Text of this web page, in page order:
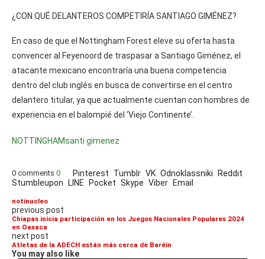
¿CON QUÉ DELANTEROS COMPETIRÍA SANTIAGO GIMÉNEZ?
En caso de que el Nottingham Forest eleve su oferta hasta
convencer al Feyenoord de traspasar a Santiago Giménez, el
atacante mexicano encontraría una buena competencia
dentro del club inglés en busca de convertirse en el centro
delantero titular, ya que actualmente cuentan con hombres de
experiencia en el balompié del ‘Viejo Continente’.
NOTTINGHAMsanti gimenez
0 comments 0 Pinterest Tumblr VK Odnoklassniki
Reddit
Stumbleupon
LINE Pocket Skype Viber Email
notinucleo
previous post
Chiapas inicia participación en los Juegos Nacionales Populares 2024
en Oaxaca
next post
Atletas de la ADECH están más cerca de Baréin
You may also like